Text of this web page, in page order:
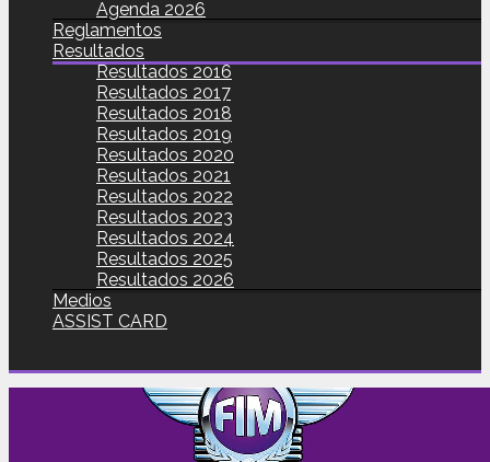
Agenda 2026
Reglamentos
Resultados
Resultados 2016
Resultados 2017
Resultados 2018
Resultados 2019
Resultados 2020
Resultados 2021
Resultados 2022
Resultados 2023
Resultados 2024
Resultados 2025
Resultados 2026
Medios
ASSIST CARD